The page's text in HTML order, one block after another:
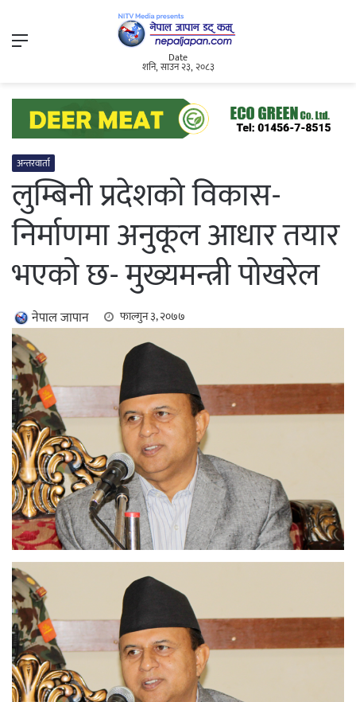
Menu
Date
शनि, साउन २३, २०८३
अन्तरवार्ता
लुम्बिनी प्रदेशको विकास-
निर्माणमा अनुकूल आधार तयार
भएको छ- मुख्यमन्त्री पोखरेल
नेपाल जापान फाल्गुन ३, २०७७